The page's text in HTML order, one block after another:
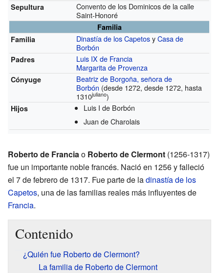
Sepultura
Convento de los Dominicos de la calle
Saint-Honoré
Familia
Familia
Dinastía de los CapetosyCasa de
Borbón
Padres
Luis IX de Francia
Margarita de Provenza
Cónyuge
Beatriz de Borgoña, señora de
Borbón (desde 1272, desde 1272, hasta
1310juliano)
Hijos
Luis I de Borbón
Juan de Charolais
Roberto de Franciao Roberto de Clermont (1256-1317)
fue un importante noble francés. Nació en 1256 y falleció
el 7 de febrero de 1317. Fue parte de ladinastía de los
Capetos, una de las familias reales más influyentes de
Francia.
Contenido
¿Quién fue Roberto de Clermont?
La familia de Roberto de Clermont